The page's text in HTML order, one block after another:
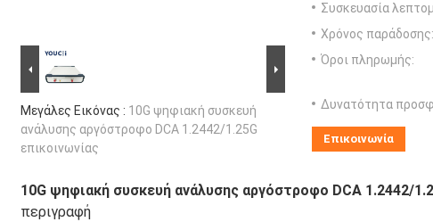
Μεγάλες Εικόνας : 10G ψηφιακή συσκευή
ανάλυσης αργόστροφο DCA 1.2442/1.25G
επικοινωνίας
Συσκευασία
Χρόνος παράδοσης:
Όροι πληρωμής:
Δυνατότητα
Επικοινωνία
10G ψηφιακή συσκευή ανάλυσης αργόστροφο DCA 1.2442/
περιγραφή